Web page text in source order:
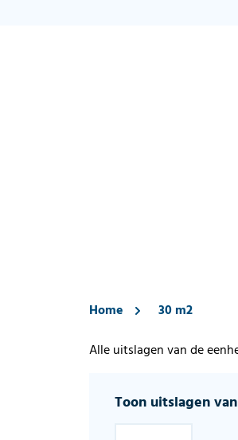
Home
30 m2
Alle uitslagen van de
Toon uitslagen van